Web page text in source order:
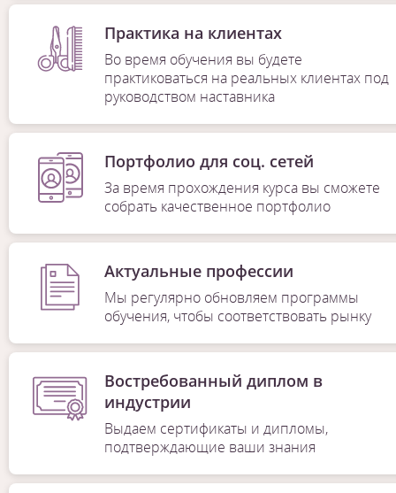
Практика на клиентах
Во время обучения вы будете
практиковаться на реальных клиентах под
руководством наставника
Портфолио для соц. сетей
За время прохождения курса вы сможете
собрать качественное портфолио
Актуальные профессии
Мы регулярно обновляем программы
обучения, чтобы соответствовать рынку
Востребованный диплом в
индустрии
Выдаем сертификаты и дипломы,
подтверждающие ваши знания